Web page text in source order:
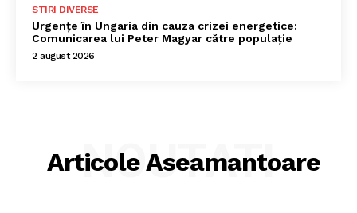
STIRI DIVERSE
Urgențe în Ungaria din cauza crizei energetice:
Comunicarea lui Peter Magyar către populație
2 august 2026
Articole Aseamantoare
NOUTATI